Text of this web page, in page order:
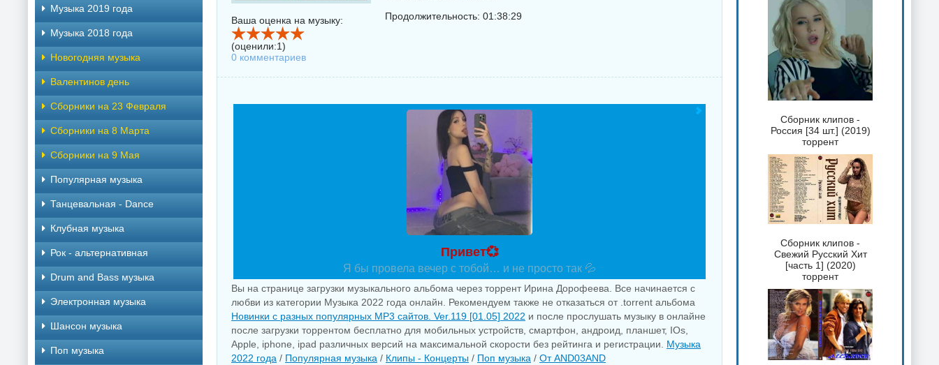
Ваша оценка на музыку:
(оценили:1)
0 комментариев
Продолжительность: 01:38:29
Привет💞
Я бы провела вечер с тобой… и не просто так 💦
Вы на странице загрузки музыкального альбома через торрент Ирина Дорофеева. Все начинается с
любви из категории Музыка 2022 года онлайн. Рекомендуем также не отказаться от .torrent альбома
Новинки с разных популярных MP3 сайтов. Ver.119 [01.05] 2022 и после прослушать музыку в онлайне
после загрузки торрентом бесплатно для мобильных устройств, смартфон, андроид, планшет, IOs,
Apple, iphone, ipad различных версий на максимальной скорости без рейтинга и регистрации. Музыка
2022 года / Популярная музыка / Клипы - Концерты / Поп музыка / От AND03AND
Музыка 2019 года
Музыка 2018 года
Новогодняя музыка
Валентинов день
Сборники на 23 Февраля
Сборники на 8 Марта
Сборники на 9 Мая
Популярная музыка
Танцевальная - Dance
Клубная музыка
Рок - альтернативная
Drum and Bass музыка
Электронная музыка
Шансон музыка
Поп музыка
Сборник клипов -
Россия [34 шт.] (2019)
торрент
Сборник клипов -
Свежий Русский Хит
[часть 1] (2020)
торрент